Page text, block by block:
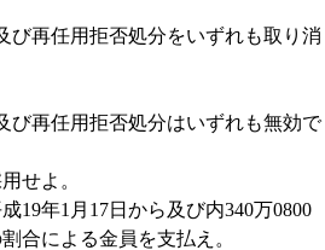
再任用拒否処分をいずれも取り消
び再任用拒否処分はいずれも無効で
せよ。
19年1月17日から及び内340万0800
合による金員を支払え。